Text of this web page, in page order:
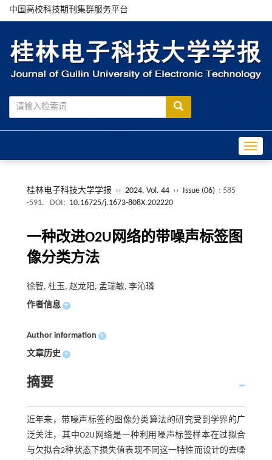
中国高校科技期刊集群服务平台
桂林电子科技大学学报 ›› 2024, Vol. 44 ›› Issue (06) : 585
-591.
DOI: 10.16725/j.1673-808X.202220
一种改进O2U网络的带噪声标签图
像分类方法
徐智, 杜玉, 赵龙阳, 孟瑞敏, 李沁璘
作者信息 +
Author information +
文章历史 +
摘要
近年来，带噪声标签的图像分类算法的研究受到学界的广
泛关注，其中O2U网络是一种利用噪声标签样本在过拟合
与欠拟合2种状态下损失值表现不同这一特性而设计的去噪